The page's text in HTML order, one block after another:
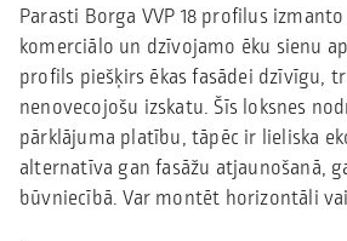
Parasti Borga VVP 18 profilus
komerciālo un dzīvojamo ēku sienu
profils piešķirs ēkas fasādei dzīvīgu,
nenovecojošu izskatu. Šīs loksnes
pārklājuma platību, tāpēc ir lieliska
alternatīva gan fasāžu atjaunošanā,
būvniecībā. Var montēt horizontāli